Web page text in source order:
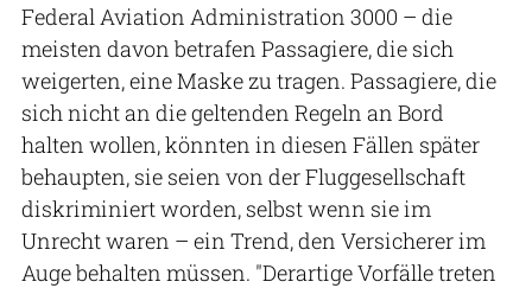
Federal Aviation Administration 3000 – die
meisten davon betrafen Passagiere, die sich
weigerten, eine Maske zu tragen. Passagiere, die
sich nicht an die geltenden Regeln an Bord
halten wollen, könnten in diesen Fällen später
behaupten, sie seien von der Fluggesellschaft
diskriminiert worden, selbst wenn sie im
Unrecht waren – ein Trend, den Versicherer im
Auge behalten müssen. "Derartige Vorfälle treten